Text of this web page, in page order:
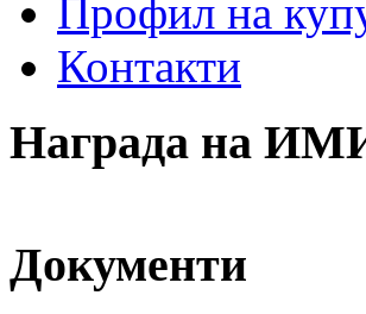
Профил на
Контакти
Награда на
Документи